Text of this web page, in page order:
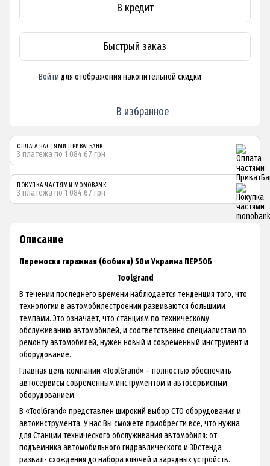
В кредит
Быстрый заказ
Войти для отображения накопительной скидки
В избранное
ОПЛАТА ЧАСТЯМИ ПРИВАТБАНК
3 платежа по 1 084.67 грн
ПОКУПКА ЧАСТЯМИ MONOBANK
3 платежа по 1 084.67 грн
Описание
Переноска гаражная (бобина) 50м Украина ПЕР50Б
Toolgrand
В течении последнего времени наблюдается тенденция того, что
технологии в автомобилестроении развиваются большими
темпами. Это означает, что станциям по техническому
обслуживанию автомобилей, и соответственно специалистам по
ремонту автомобилей, нужен новый и современный инструмент и
оборудование.
Главная цель компании «ToolGrand» – полностью обеспечить
автосервисы современным инструментом и автосервисным
оборудованием.
В «ToolGrand» представлен широкий выбор СТО оборудования и
автоинструмента. У нас Вы сможете приобрести всё, что нужна
для Станции технического обслуживания автомобиля: от
подъёмника автомобильного гидравлического и 3Dстенда
развал- схождения до набора ключей и зарядных устройств.